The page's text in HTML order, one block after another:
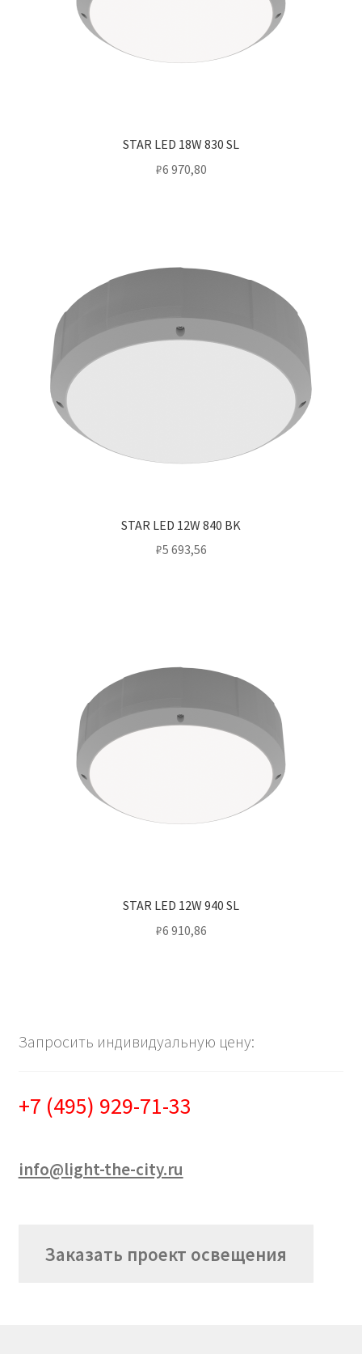
STAR LED 18W 830 SL
₽6 970,80
STAR LED 12W 840 BK
₽5 693,56
STAR LED 12W 940 SL
₽6 910,86
Запросить индивидуальную цену:
+7 (495) 929-71-33
info@light-the-city.ru
Заказать проект освещения